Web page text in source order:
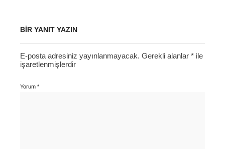
BIR YANIT YAZIN
E-posta adresiniz yayınlanmayacak. Gerekli alanlar * ile
işaretlenmişlerdir
Yorum *